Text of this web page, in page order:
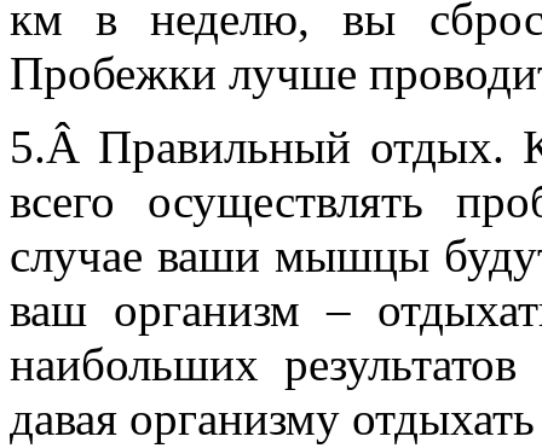
км в неделю, вы
Пробежки лучше
5.Â Правильный отдых.
всего осуществлять
случае ваши мышцы будут
ваш организм –
наибольших
давая организму